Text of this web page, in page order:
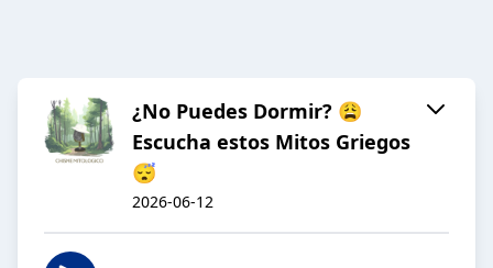
¿No Puedes Dormir? 😩
Escucha estos Mitos Griegos
😴
2026-06-12